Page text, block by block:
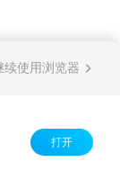
续使用浏览器
打开